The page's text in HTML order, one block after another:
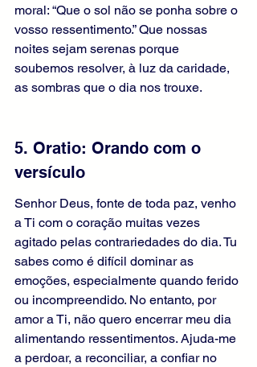
moral: “Que o sol não se ponha sobre o
vosso ressentimento.” Que nossas
noites sejam serenas porque
soubemos resolver, à luz da caridade,
as sombras que o dia nos trouxe.
5. Oratio: Orando com o
versículo
Senhor Deus, fonte de toda paz, venho
a Ti com o coração muitas vezes
agitado pelas contrariedades do dia. Tu
sabes como é difícil dominar as
emoções, especialmente quando ferido
ou incompreendido. No entanto, por
amor a Ti, não quero encerrar meu dia
alimentando ressentimentos. Ajuda-me
a perdoar, a reconciliar, a confiar no